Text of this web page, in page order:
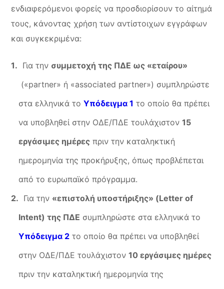
ενδιαφερόμενοι φορείς να προσδιορίσουν το αίτημά
τους, κάνοντας χρήση των αντίστοιχων εγγράφων
και συγκεκριμένα:
Για την συμμετοχή της ΠΔΕ ως «εταίρου»
(«partner» ή «associated partner») συμπληρώστε
στα ελληνικά το Υπόδειγμα 1 το οποίο θα πρέπει
να υποβληθεί στην ΟΔΕ/ΠΔΕ τουλάχιστον 15
εργάσιμες ημέρεςπριν την καταληκτική
ημερομηνία της προκήρυξης, όπως προβλέπεται
από το ευρωπαϊκό πρόγραμμα.
Για την «επιστολή υποστήριξης» (Letterof
Intent) της ΠΔΕ συμπληρώστε στα ελληνικά το
Υπόδειγμα 2το οποίο θα πρέπει να υποβληθεί
στην ΟΔΕ/ΠΔΕ τουλάχιστον 10 εργάσιμες ημέρες
πριν την καταληκτική ημερομηνία της